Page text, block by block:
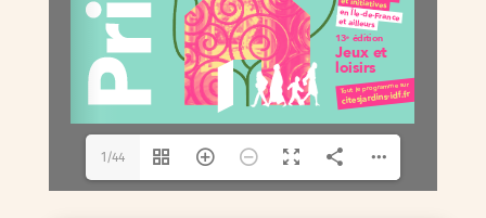
1/44